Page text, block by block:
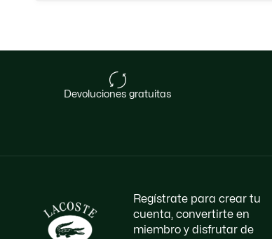
devoluciones gratuitas
Regístrate para crear tu
cuenta, convertirte en
miembro y disfrutar de